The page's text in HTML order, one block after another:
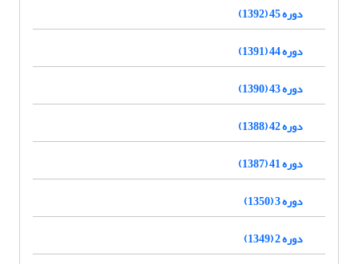
دوره 45 (1392)
دوره 44 (1391)
دوره 43 (1390)
دوره 42 (1388)
دوره 41 (1387)
دوره 3 (1350)
دوره 2 (1349)